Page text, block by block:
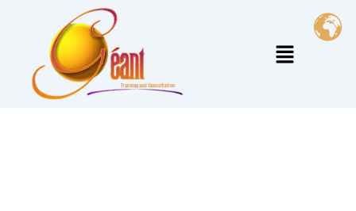
تخطي
المحتوى
القائمة